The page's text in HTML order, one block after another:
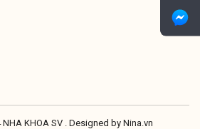
KHOA SV . Designed by Nina.vn